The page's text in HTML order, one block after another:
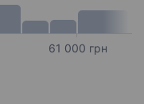
61 000 грн